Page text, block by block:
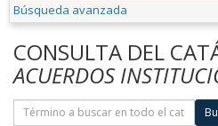
Búsqueda avanzada
CONSULTA DEL
ACUERDOS